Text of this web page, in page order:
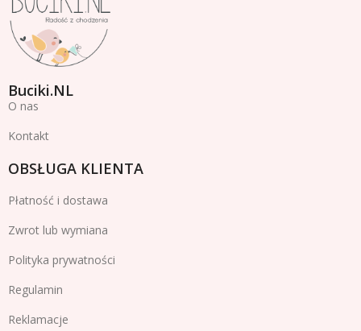
Buciki.NL
O nas
Kontakt
OBSŁUGA KLIENTA
Płatność i dostawa
Zwrot lub wymiana
Polityka prywatności
Regulamin
Reklamacje